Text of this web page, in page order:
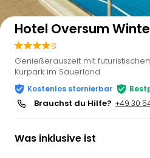
Hotel Oversum
s
Genießerauszeit mit
Kurpark im Sauerland
Kostenlos stornierbar
Brauchst du Hilfe? +49 30
Was inklusive ist